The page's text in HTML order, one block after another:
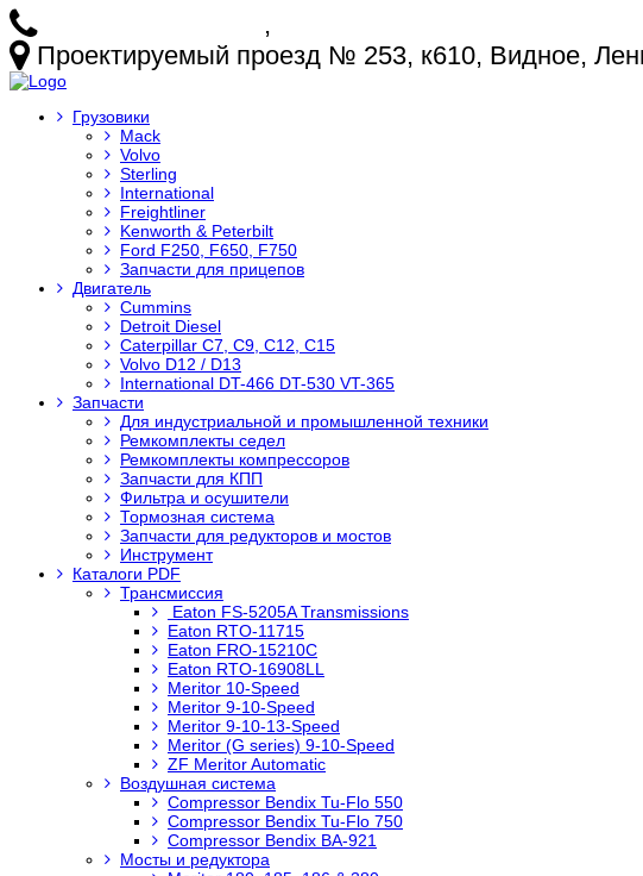
,
Проектируемый проезд № 253, к610, Видное,
Грузовики
Mack
Volvo
Sterling
International
Freightliner
Kenworth & Peterbilt
Ford F250, F650, F750
Запчасти для прицепов
Двигатель
Cummins
Detroit Diesel
Caterpillar C7, C9, C12, C15
Volvo D12 / D13
International DT-466 DT-530 VT-365
Запчасти
Для индустриальной и промышленной техники
Ремкомплекты седел
Ремкомплекты компрессоров
Запчасти для КПП
Фильтра и осушители
Тормозная система
Запчасти для редукторов и мостов
Инструмент
Каталоги PDF
Трансмиссия
Eaton FS-5205A Transmissions
Eaton RTO-11715
Eaton FRO-15210C
Eaton RTO-16908LL
Meritor 10-Speed
Meritor 9-10-Speed
Meritor 9-10-13-Speed
Meritor (G series) 9-10-Speed
ZF Meritor Automatic
Воздушная система
Compressor Bendix Tu-Flo 550
Compressor Bendix Tu-Flo 750
Compressor Bendix BA-921
Мосты и редуктора